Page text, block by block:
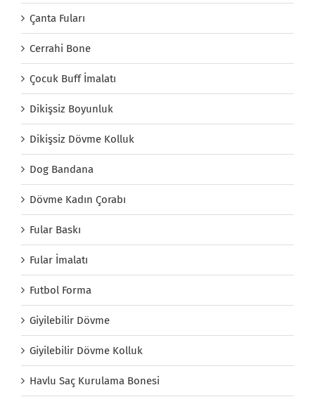
Çanta Fuları
Cerrahi Bone
Çocuk Buff İmalatı
Dikişsiz Boyunluk
Dikişsiz Dövme Kolluk
Dog Bandana
Dövme Kadın Çorabı
Fular Baskı
Fular İmalatı
Futbol Forma
Giyilebilir Dövme
Giyilebilir Dövme Kolluk
Havlu Saç Kurulama Bonesi